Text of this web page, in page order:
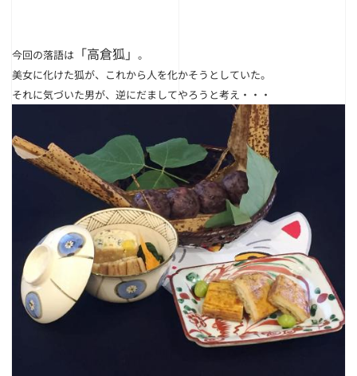
今回の落語は 「高倉狐」 。
美女に化けた狐が、これから人を化かそうとしていた。
それに気づいた男が、逆にだましてやろうと考え・・・